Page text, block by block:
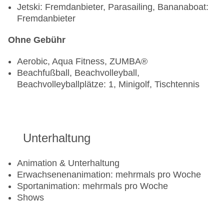
Jetski: Fremdanbieter, Parasailing, Bananaboat:
Fremdanbieter
Ohne Gebühr
Aerobic, Aqua Fitness, ZUMBA®
Beachfußball, Beachvolleyball,
Beachvolleyballplätze: 1, Minigolf, Tischtennis
Unterhaltung
Animation & Unterhaltung
Erwachsenenanimation: mehrmals pro Woche
Sportanimation: mehrmals pro Woche
Shows